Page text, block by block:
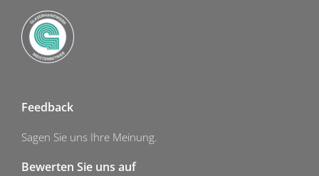
Feedback
Sagen Sie uns Ihre Meinung.
Bewerten Sie uns auf